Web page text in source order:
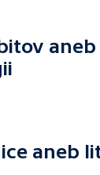
aneb
aneb